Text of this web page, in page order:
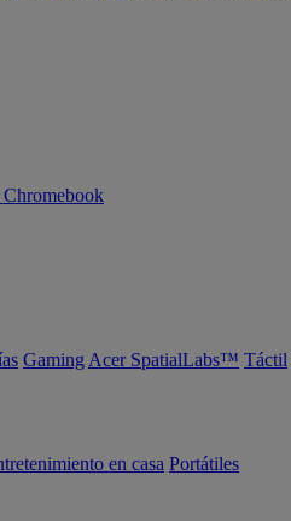
Gaming Acer SpatialLabs™ Táctil
en casa Portátiles